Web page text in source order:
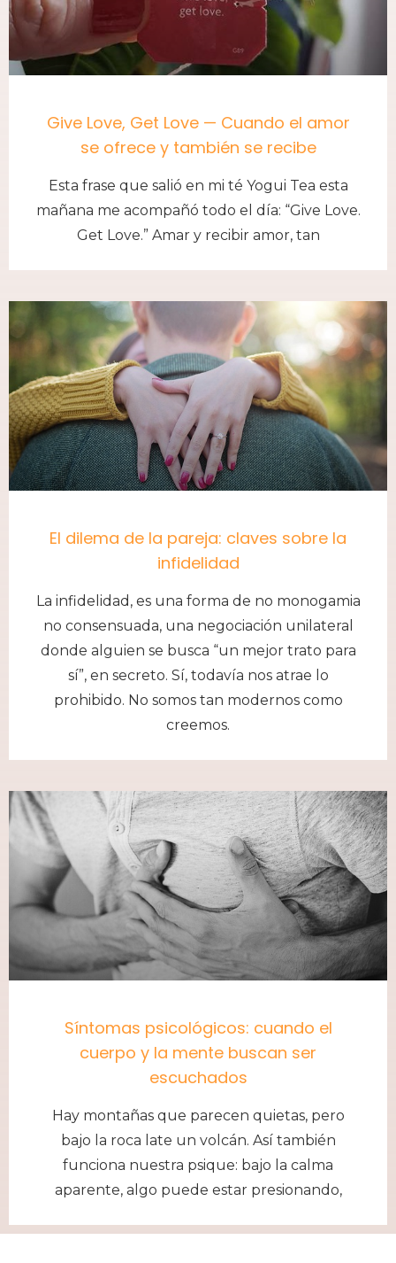
Give Love, Get Love — Cuando el amor
se ofrece y también se recibe
Esta frase que salió en mi té Yogui Tea esta
mañana me acompañó todo el día: “Give Love.
Get Love.” Amar y recibir amor, tan
El dilema de la pareja: claves sobre la
infidelidad
La infidelidad, es una forma de no monogamia
no consensuada, una negociación unilateral
donde alguien se busca “un mejor trato para
sí”, en secreto. Sí, todavía nos atrae lo
prohibido. No somos tan modernos como
creemos.
Síntomas psicológicos: cuando el
cuerpo y la mente buscan ser
escuchados
Hay montañas que parecen quietas, pero
bajo la roca late un volcán. Así también
funciona nuestra psique: bajo la calma
aparente, algo puede estar presionando,